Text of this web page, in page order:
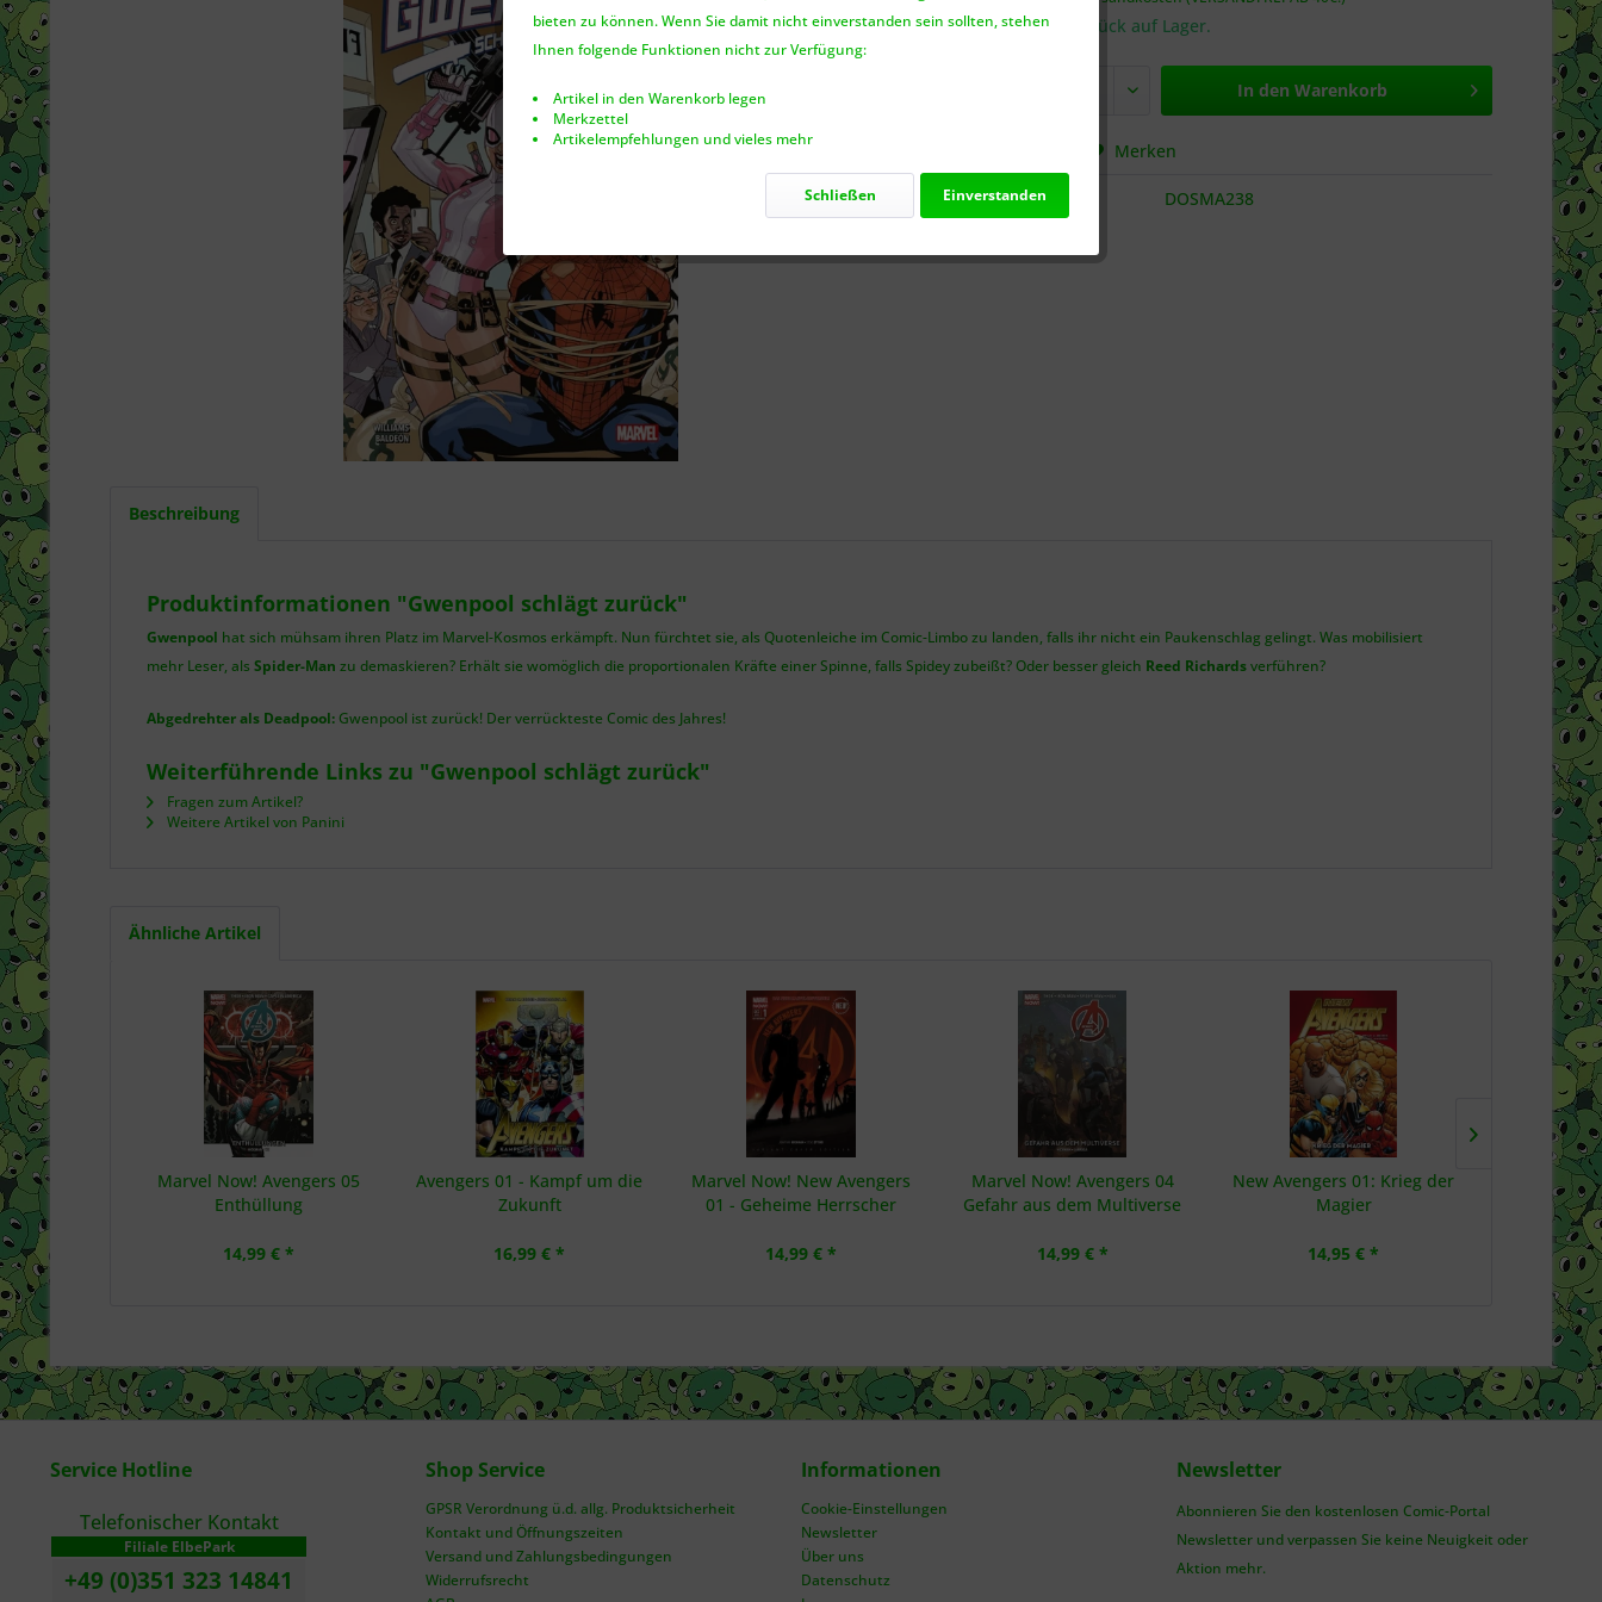
Nur noch 2 Stück auf Lager.
In den Warenkorb
Merken
Artikel-Nr.: DOSMA238
Beschreibung
Produktinformationen "Gwenpool schlägt zurück"
Gwenpool hat sich mühsam ihren Platz im Marvel-Kosmos erkämpft. Nun fürchtet sie, als Quotenleiche im Comic-Limbo zu landen, falls ihr nicht ein Paukenschlag gelingt. Was mobilisiert
mehr Leser, als Spider-Man zu demaskieren? Erhält sie womöglich die proportionalen Kräfte einer Spinne, falls Spidey zubeißt? Oder besser gleich Reed Richardsverführen?
Abgedrehter als Deadpool: Gwenpool ist zurück! Der verrückteste Comic des Jahres!
Weiterführende Links zu "Gwenpool schlägt zurück"
Fragen zum Artikel?
Weitere Artikel von Panini
Ähnliche Artikel
Marvel Now! Avengers 05
Enthüllung
14,99 € *
Avengers 01 - Kampf um die
Zukunft
16,99 € *
Marvel Now! New Avengers
01 - Geheime Herrscher
14,99 € *
Marvel Now! Avengers 04
Gefahr aus dem Multiverse
14,99 € *
New Avengers 01: Krieg der
Magier
14,95 € *
Avengers
Service Hotline
Telefonischer Kontakt
Filiale ElbePark
+49 (0)351 323 14841
Shop Service
GPSR Verordnung ü.d. allg. Produktsicherheit
Kontakt und Öffnungszeiten
Versand und Zahlungsbedingungen
Widerrufsrecht
Informationen
Cookie-Einstellungen
Newsletter
Über uns
Datenschutz
Newsletter
Abonnieren Sie den kostenlosen Comic-Portal
Newsletter und verpassen Sie keine Neuigkeit oder
Aktion mehr.
bieten zu können. Wenn Sie damit nicht einverstanden sein sollten, stehen
Ihnen folgende Funktionen nicht zur Verfügung:
Artikel in den Warenkorb legen
Merkzettel
Artikelempfehlungen und vieles mehr
Einverstanden
Schließen